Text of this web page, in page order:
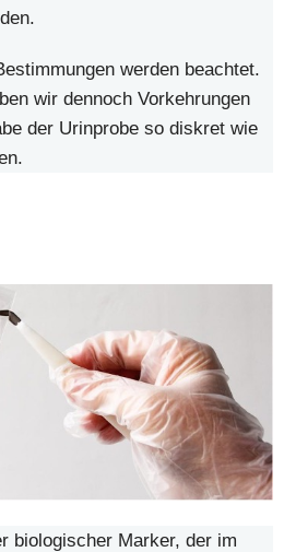
werden beachtet.
wir dennoch Vorkehrungen
der Urinprobe so diskret wie
biologischer Marker, der im